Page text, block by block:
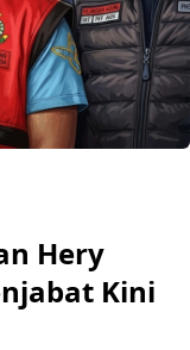
Hery
Kini